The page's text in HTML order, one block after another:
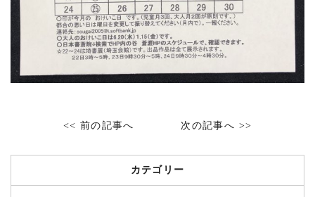
<< 前の記事へ 次の記事へ >>
カテゴリー